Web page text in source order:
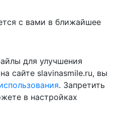
с вами в ближайшее
для улучшения
сайте slavinasmile.ru, вы
. Запретить
в настройках